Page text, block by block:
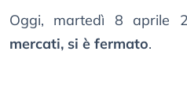
Oggi, martedì 8 aprile
mercati, si è fermato.